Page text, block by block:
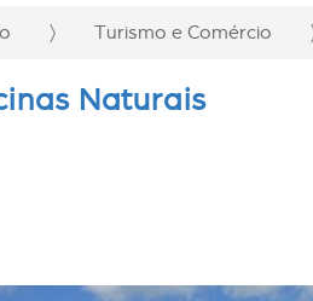
Turismo e Comércio
Naturais